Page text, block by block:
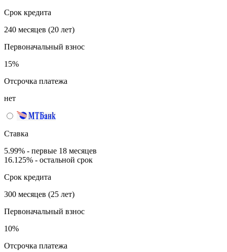
Срок кредита
240 месяцев (20 лет)
Первоначальный взнос
15%
Отсрочка платежа
нет
Ставка
5.99% - первые 18 месяцев
16.125% - остальной срок
Срок кредита
300 месяцев (25 лет)
Первоначальный взнос
10%
Отсрочка платежа